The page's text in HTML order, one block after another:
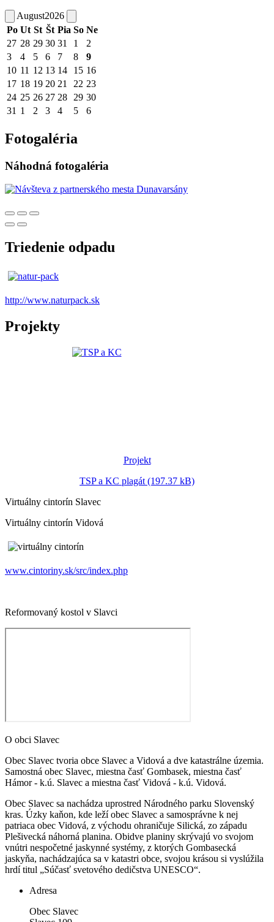
August2026
Po Ut St Št Pia So Ne
27 28 29 30 31 1
2
3
4 5 6 7 8
9
10 11 12 13 14 15 16
17 18 19 20 21 22 23
24 25 26 27 28 29 30
31 1 2 3 4 5 6
Fotogaléria
Náhodná fotogaléria
Triedenie odpadu
http://www.naturpack.sk
Projekty
Projekt
TSP a KC plagát (197.37 kB)
Virtuálny cintorín Slavec
Virtuálny cintorín Vidová
www.cintoriny.sk/src/index.php
Reformovaný kostol v Slavci
O obci Slavec
Obec Slavec tvoria obce Slavec a Vidová a dve katastrálne územia.
Samostná obec Slavec, miestna časť Gombasek, miestna časť
Hámor - k.ú. Slavec a miestna časť Vidová - k.ú. Vidová.
Obec Slavec sa nachádza uprostred Národného parku Slovenský
kras. Úzky kaňon, kde leží obec Slavec a samosprávne k nej
patriaca obec Vidová, z východu ohraničuje Silická, zo západu
Plešivecká náhorná planina. Obidve planiny skrývajú vo svojom
vnútri nespočetné jaskynné systémy, z ktorých Gombasecká
jaskyňa, nachádzajúca sa v katastri obce, svojou krásou si vyslúžila
hrdí titul „Súčasť svetového dedičstva UNESCO“.
Adresa
Obec Slavec